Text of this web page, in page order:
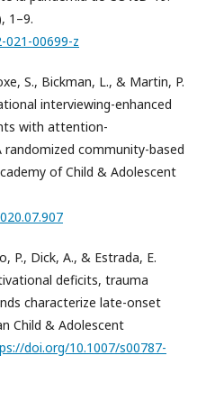
1–9.
00699-z
S., Bickman, L., & Martin, P.
interviewing-enhanced
with attention-
community-based
of Child & Adolescent
P., Dick, A., & Estrada, E.
deficits, trauma
characterize late-onset
Child & Adolescent
doi.org/10.1007/s00787-